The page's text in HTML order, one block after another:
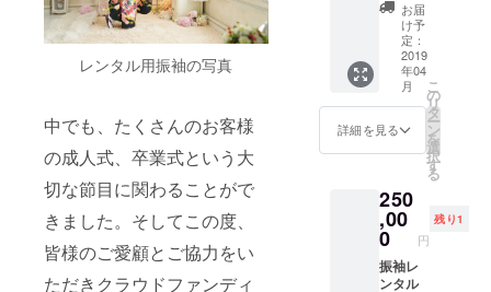
レンタル用振袖の写真
中でも、たくさんのお客様
の成人式、卒業式という大
切な節目に関わることがで
きました。そしてこの度、
皆様のご愛顧とご協力をい
ただきクラウドファンディ
インス
タグラ
ムでの
パトロ
ン掲載
＊成人
式当日
も、ヘ
アセッ
別途ご
予約可
能で
す。
＋イン
スタ前
撮り】
・振袖
レンタ
ル
260,000
円分チ
ケット
け付き
・ヘア
セット
付き ・
メイク
付き ・
お届
け予
定：
2019
年04
月
詳細を見る
こ
の
リ
タ
ー
ン
を
選
択
す
る
250
,00
0 円
残り1
振袖レ
ンタル